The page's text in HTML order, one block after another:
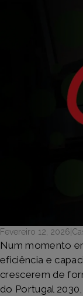
Fevereiro 12, 2026
Num momento
eficiência e
crescerem de
do Portugal